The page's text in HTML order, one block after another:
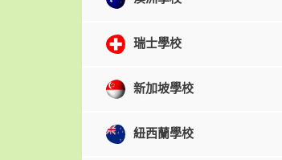
瑞士學校
新加坡學校
紐西蘭學校